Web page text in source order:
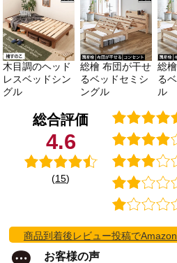
木目調のヘッド
レスベッドシン
グル
総檜 布団が干せ
るベッドセミシ
ングル
総
る
ル
総合評価
4.6
(15)
商品到着後レビュー投稿で
お客様の声